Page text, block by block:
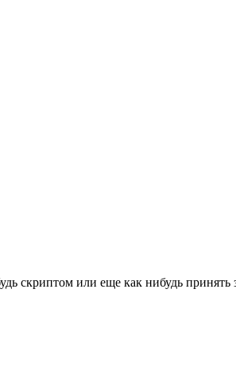
или еще как нибудь принять